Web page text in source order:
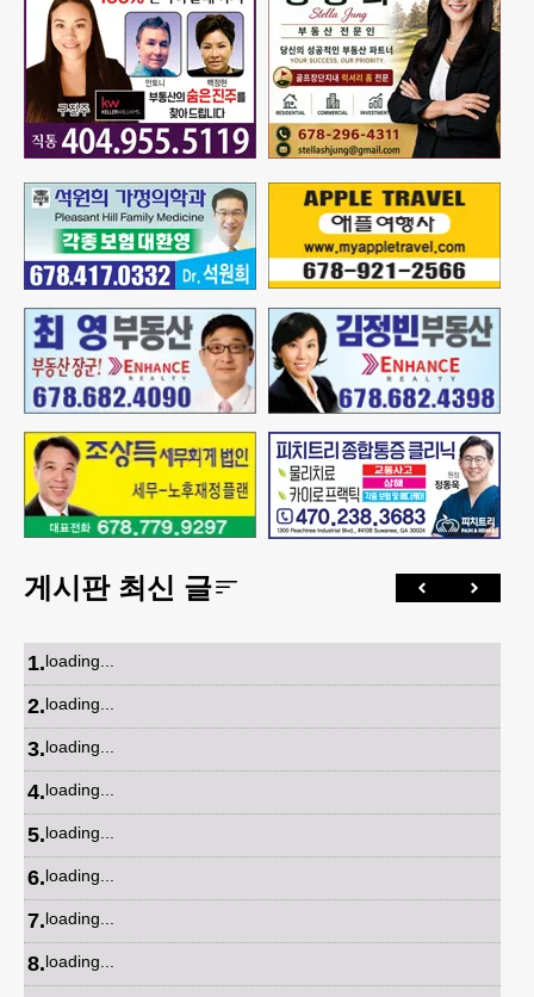
게시판 최신 글
1.loading...
2.loading...
3.loading...
4.loading...
5.loading...
6.loading...
7.loading...
8.loading...